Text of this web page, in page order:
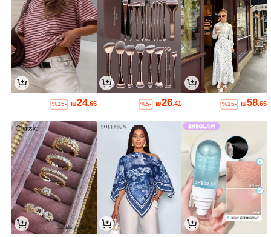
₪58.65
%15-
₪26.41
%5-
₪24.65
%15-